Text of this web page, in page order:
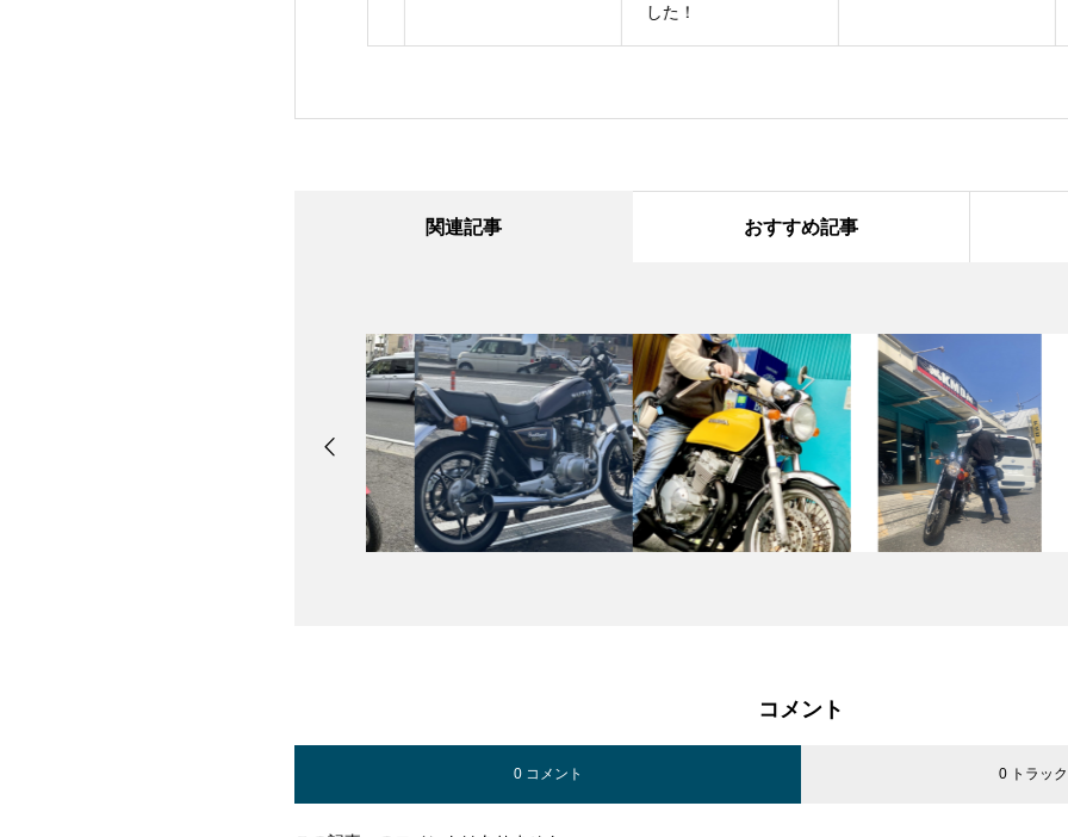
した！
関連記事 おすすめ記事
コメント
0 コメント 0 トラッ